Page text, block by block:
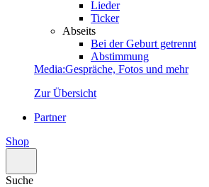
Lieder
Ticker
Abseits
Bei der Geburt getrennt
Abstimmung
Media:Gespräche, Fotos und mehr
Zur Übersicht
Partner
Shop
Suche